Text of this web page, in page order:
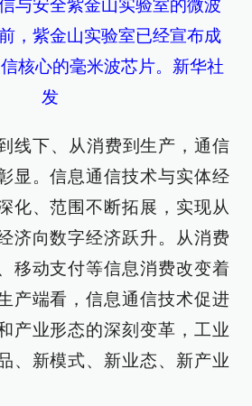
与安全紫金山实验室的微波
，紫金山实验室已经宣布成
核心的毫米波芯片。新华社
发
线下、从消费到生产，通信
显。信息通信技术与实体经
化、范围不断拓展，实现从
济向数字经济跃升。从消费
移动支付等信息消费改变着
产端看，信息通信技术促进
产业形态的深刻变革，工业
、新模式、新业态、新产业